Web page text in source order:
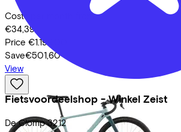
Fietsvoordeelshop - Winkel Zeist
De Clomp 3212
Costs per month from
€34,39
Price €1.199,00
Save€501,60
View